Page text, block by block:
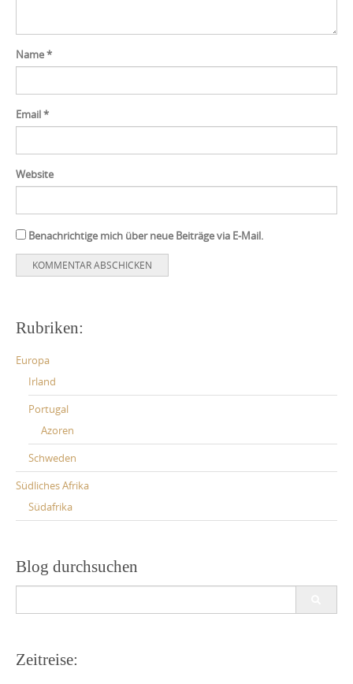
Name*
Email*
Website
Benachrichtige mich über neue Beiträge via E-Mail.
Rubriken:
Europa
Irland
Portugal
Azoren
Schweden
Südliches Afrika
Südafrika
Blog durchsuchen
Zeitreise: